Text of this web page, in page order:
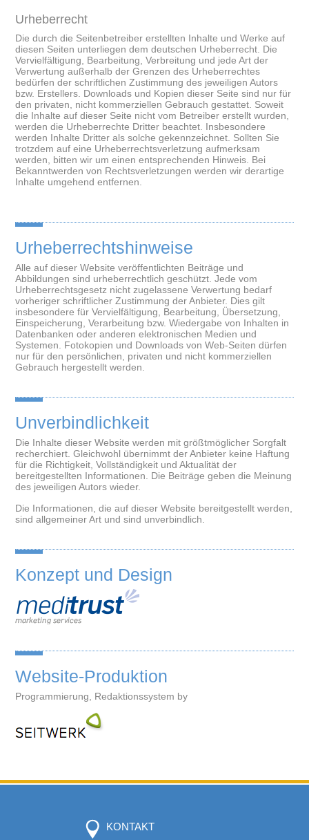
Urheberrecht
Die durch die Seitenbetreiber erstellten Inhalte und Werke auf
diesen Seiten unterliegen dem deutschen Urheberrecht. Die
Vervielfältigung, Bearbeitung, Verbreitung und jede Art der
Verwertung außerhalb der Grenzen des Urheberrechtes
bedürfen der schriftlichen Zustimmung des jeweiligen Autors
bzw. Erstellers. Downloads und Kopien dieser Seite sind nur für
den privaten, nicht kommerziellen Gebrauch gestattet. Soweit
die Inhalte auf dieser Seite nicht vom Betreiber erstellt wurden,
werden die Urheberrechte Dritter beachtet. Insbesondere
werden Inhalte Dritter als solche gekennzeichnet. Sollten Sie
trotzdem auf eine Urheberrechtsverletzung aufmerksam
werden, bitten wir um einen entsprechenden Hinweis. Bei
Bekanntwerden von Rechtsverletzungen werden wir derartige
Inhalte umgehend entfernen.
Urheberrechtshinweise
Alle auf dieser Website veröffentlichten Beiträge und
Abbildungen sind urheberrechtlich geschützt. Jede vom
Urheberrechtsgesetz nicht zugelassene Verwertung bedarf
vorheriger schriftlicher Zustimmung der Anbieter. Dies gilt
insbesondere für Vervielfältigung, Bearbeitung, Übersetzung,
Einspeicherung, Verarbeitung bzw. Wiedergabe von Inhalten in
Datenbanken oder anderen elektronischen Medien und
Systemen. Fotokopien und Downloads von Web-Seiten dürfen
nur für den persönlichen, privaten und nicht kommerziellen
Gebrauch hergestellt werden.
Unverbindlichkeit
Die Inhalte dieser Website werden mit größtmöglicher Sorgfalt
recherchiert. Gleichwohl übernimmt der Anbieter keine Haftung
für die Richtigkeit, Vollständigkeit und Aktualität der
bereitgestellten Informationen. Die Beiträge geben die Meinung
des jeweiligen Autors wieder.
Die Informationen, die auf dieser Website bereitgestellt werden,
sind allgemeiner Art und sind unverbindlich.
Konzept und Design
Website-Produktion
Programmierung, Redaktionssystem by
KONTAKT